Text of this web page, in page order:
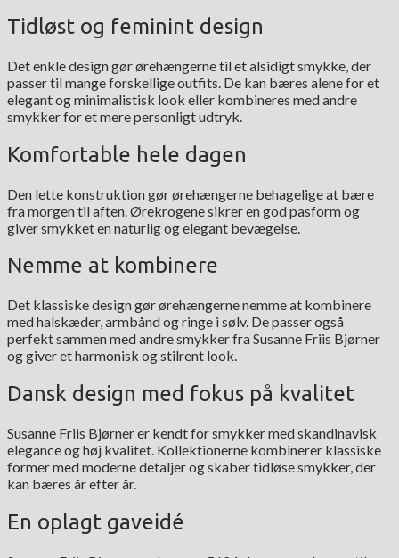
Tidløst og feminint design
Det enkle design gør ørehængerne til et alsidigt smykke, der
passer til mange forskellige outfits. De kan bæres alene for et
elegant og minimalistisk look eller kombineres med andre
smykker for et mere personligt udtryk.
Komfortable hele dagen
Den lette konstruktion gør ørehængerne behagelige at bære
fra morgen til aften. Ørekrogene sikrer en god pasform og
giver smykket en naturlig og elegant bevægelse.
Nemme at kombinere
Det klassiske design gør ørehængerne nemme at kombinere
med halskæder, armbånd og ringe i sølv. De passer også
perfekt sammen med andre smykker fra Susanne Friis Bjørner
og giver et harmonisk og stilrent look.
Dansk design med fokus på kvalitet
Susanne Friis Bjørner er kendt for smykker med skandinavisk
elegance og høj kvalitet. Kollektionerne kombinerer klassiske
former med moderne detaljer og skaber tidløse smykker, der
kan bæres år efter år.
En oplagt gaveidé